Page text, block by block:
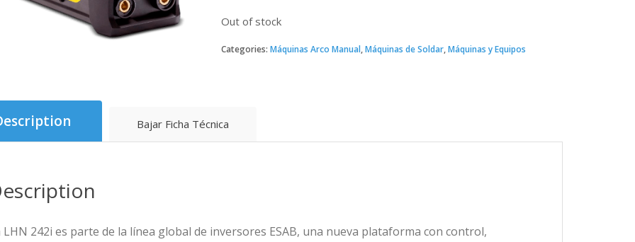
Out of stock
Categories:Máquinas Arco Manual,Máquinas de Soldar,Máquinas y Equipos
Bajar Ficha Técnica
LHN 242i es parte de la línea global de inversores ESAB, una nueva plataforma con control,